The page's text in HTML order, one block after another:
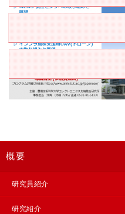
概要
研究員紹介
研究紹介